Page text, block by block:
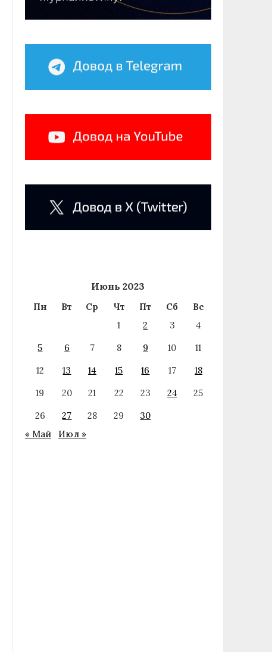
Июнь 2023
Пн Вт Ср Чт Пт Сб
Вс
1
2 3
4
5
6 7 8 9 10
11
12
13 14 15 16 17
18
19
20 21 22 23 24
25
26
27 28 29
30
« Май
Июл »